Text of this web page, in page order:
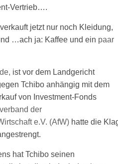
Vertrieb….
jetzt nur noch Kleidung,
…ach ja: Kaffee und ein paar
ist vor dem Landgericht
Tchibo anhängig mit dem
von Investment-Fonds
der
e.V. (AfW)hatte die
hat Tchibo seinen